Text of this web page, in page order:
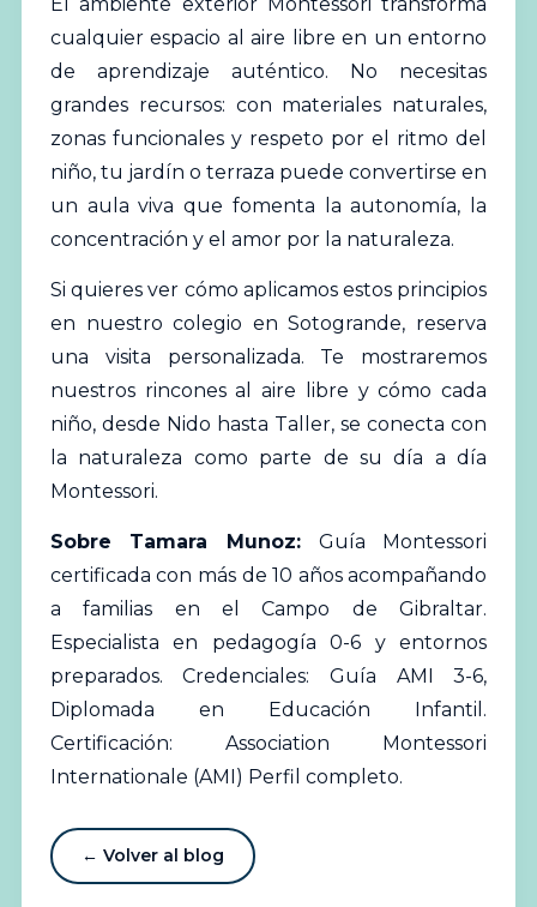
cualquier espacio al aire libre en un entorno
de aprendizaje auténtico. No necesitas
grandes recursos: con materiales naturales,
zonas funcionales y respeto por el ritmo del
niño, tu jardín o terraza puede convertirse en
un aula viva que fomenta la autonomía, la
concentración y el amor por la naturaleza.
Si quieres ver cómo aplicamos estos principios
en nuestro colegio en Sotogrande, reserva
una visita personalizada. Te mostraremos
nuestros rincones al aire libre y cómo cada
niño, desde Nido hasta Taller, se conecta con
la naturaleza como parte de su día a día
Montessori.
Sobre Tamara Munoz: Guía Montessori
certificada con más de 10 años acompañando
a familias en el Campo de Gibraltar.
Especialista en pedagogía 0-6 y entornos
preparados. Credenciales: Guía AMI 3-6,
Diplomada en Educación Infantil.
Certificación: Association Montessori
Internationale (AMI) Perfil completo.
← Volver al blog